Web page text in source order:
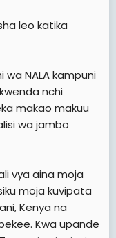
leo katika
NALA kampuni
nchi
makao makuu
wa jambo
vya aina moja
moja kuvipata
Kenya na
Kwa upande